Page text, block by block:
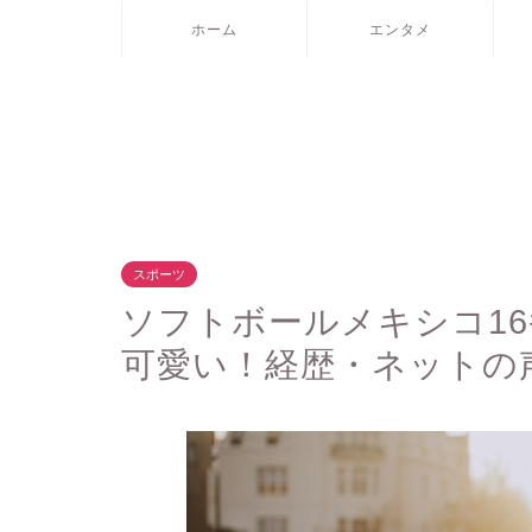
ホーム エンタメ
スポーツ
ソフトボールメキシコ
可愛い！経歴・ネットの